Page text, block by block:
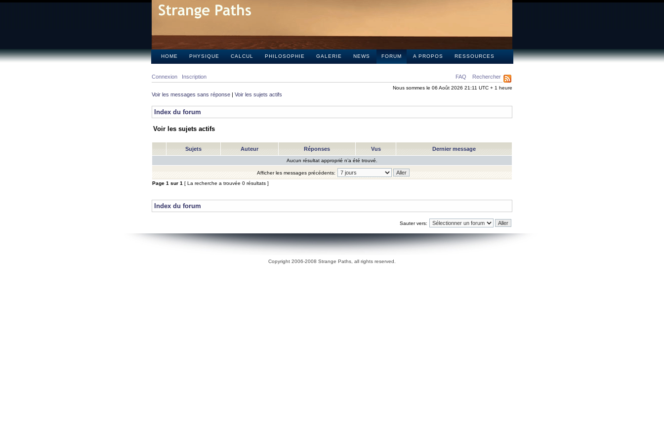
HOME PHYSIQUE CALCUL PHILOSOPHIE GALERIE NEWS FORUM A PROPOS RESSOURCES
FAQ Rechercher
Connexion Inscription
Nous sommes le 06 Août 2026 21:11 UTC + 1 heure
Voir les messages sans réponse | Voir les sujets actifs
Index du forum
Voir les sujets actifs
Sujets Auteur Réponses Vus Dernier message
Aucun résultat approprié n’a été trouvé.
Afficher les messages précédents:
Page 1 sur 1 [ La recherche a trouvée 0 résultats ]
Index du forum
Sauter vers:
Copyright 2006-2008 Strange Paths, all rights reserved.